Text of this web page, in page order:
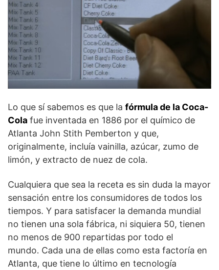
Lo que sí sabemos es que la fórmula de la Coca-
Cola fue inventada en 1886 por el químico de
Atlanta John Stith Pemberton y que,
originalmente, incluía vainilla, azúcar, zumo de
limón, y extracto de nuez de cola.
Cualquiera que sea la receta es sin duda la mayor
sensación entre los consumidores de todos los
tiempos. Y para satisfacer la demanda mundial
no tienen una sola fábrica, ni siquiera 50, tienen
no menos de 900 repartidas por todo el
mundo. Cada una de ellas como esta factoría en
Atlanta, que tiene lo último en tecnología